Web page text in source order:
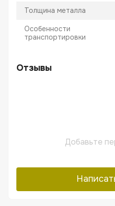
Толщина металла
Особенности
транспортировки
Отзывы
Добавьте